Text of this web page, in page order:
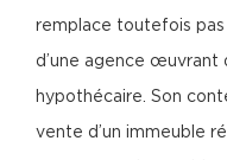
remplace toutefois pas
d’une agence œuvrant
hypothécaire. Son
vente d’un immeuble